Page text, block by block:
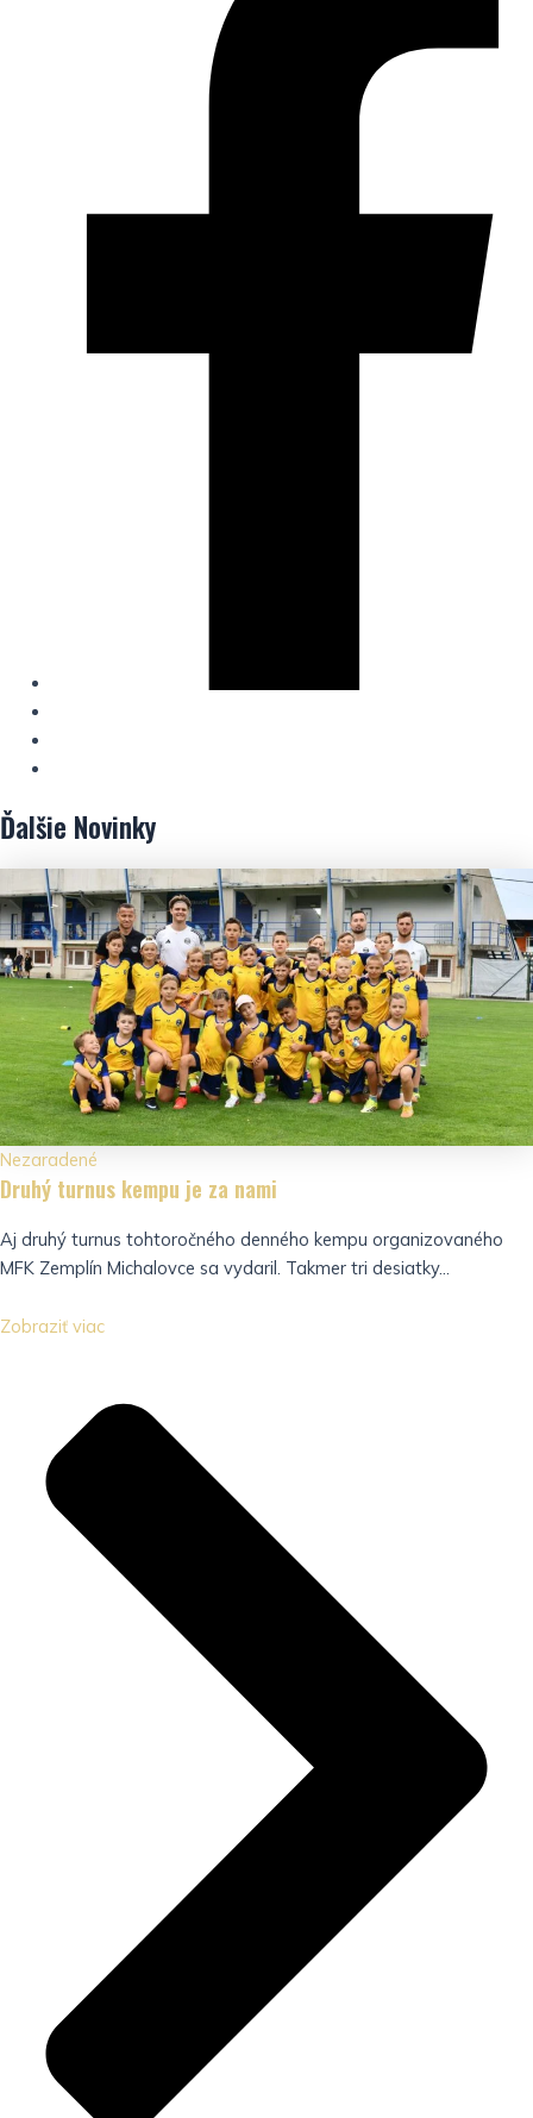
Ďalšie Novinky
Nezaradené
Druhý turnus kempu je za nami
Aj druhý turnus tohtoročného denného kempu organizovaného
MFK Zemplín Michalovce sa vydaril. Takmer tri desiatky...
Zobraziť viac